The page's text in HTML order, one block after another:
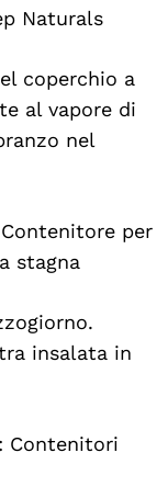
Naturals
coperchio a
al vapore di
nel
per
stagna
insalata in
Contenitori